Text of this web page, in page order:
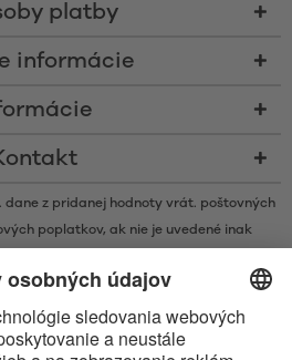
platby
informácie
dane z pridanej hodnoty vrát. poštovných
poplatkov, ak nie je uvedené inak
a akékoľvek používanie takýchto značiek
GmbH podlieha licencií.
Apple a Apple Watch sú ochrannými